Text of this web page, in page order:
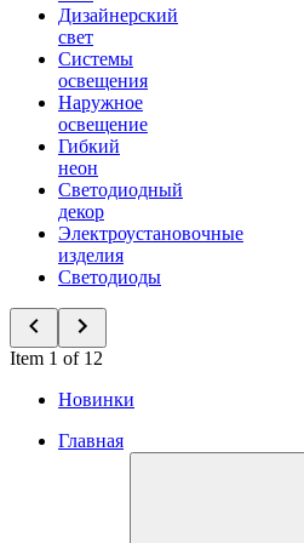
Дизайнерский
свет
Системы
освещения
Наружное
освещение
Гибкий
неон
Светодиодный
декор
Электроустановочные
изделия
Светодиоды
Item 1 of 12
Новинки
Главная